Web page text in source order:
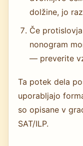
dolžine, jo
Če
nonogram
— preverite
Ta potek dela
uporabljajo
so opisane v
SAT/ILP.